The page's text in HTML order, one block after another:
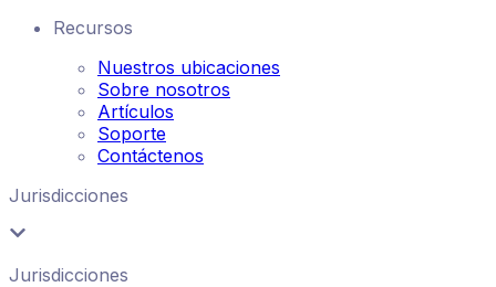
Recursos
Nuestros ubicaciones
Sobre nosotros
Artículos
Soporte
Contáctenos
Jurisdicciones
Jurisdicciones